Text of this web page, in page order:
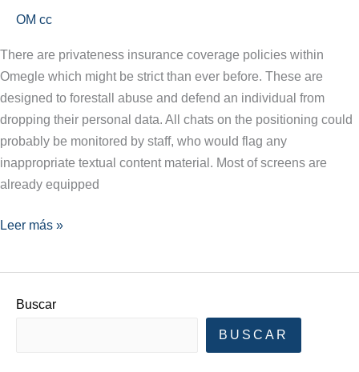
OM cc
There are privateness insurance coverage policies within
Omegle which might be strict than ever before. These are
designed to forestall abuse and defend an individual from
dropping their personal data. All chats on the positioning could
probably be monitored by staff, who would flag any
inappropriate textual content material. Most of screens are
already equipped
For
高
原
祈
艾
Leer más »
Buscar
BUSCAR